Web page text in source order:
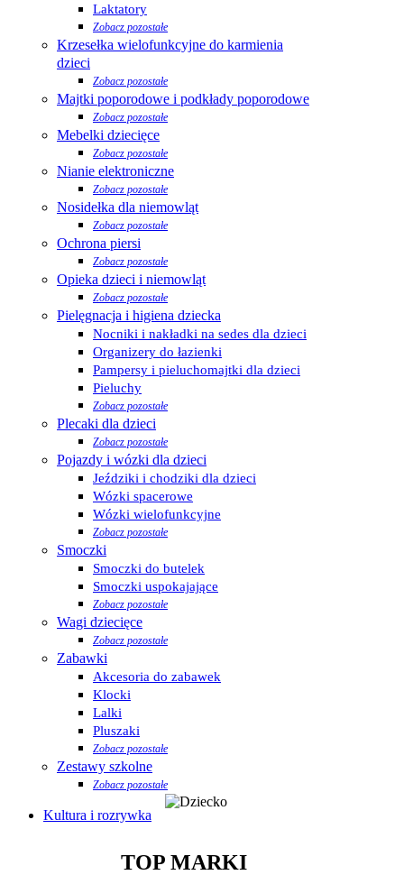
Laktatory
Zobacz pozostałe
Krzesełka wielofunkcyjne do karmienia
dzieci
Zobacz pozostałe
Majtki poporodowe i podkłady poporodowe
Zobacz pozostałe
Mebelki dziecięce
Zobacz pozostałe
Nianie elektroniczne
Zobacz pozostałe
Nosidełka dla niemowląt
Zobacz pozostałe
Ochrona piersi
Zobacz pozostałe
Opieka dzieci i niemowląt
Zobacz pozostałe
Pielęgnacja i higiena dziecka
Nocniki i nakładki na sedes dla dzieci
Organizery do łazienki
Pampersy i pieluchomajtki dla dzieci
Pieluchy
Zobacz pozostałe
Plecaki dla dzieci
Zobacz pozostałe
Pojazdy i wózki dla dzieci
Jeździki i chodziki dla dzieci
Wózki spacerowe
Wózki wielofunkcyjne
Zobacz pozostałe
Smoczki
Smoczki do butelek
Smoczki uspokajające
Zobacz pozostałe
Wagi dziecięce
Zobacz pozostałe
Zabawki
Akcesoria do zabawek
Klocki
Lalki
Pluszaki
Zobacz pozostałe
Zestawy szkolne
Zobacz pozostałe
Kultura i rozrywka
TOP MARKI